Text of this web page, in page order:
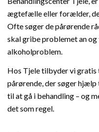
ægtefælle eller forælder,
Ofte søger de pårørende
skal gribe problemet an
alkoholproblem.
Hos Tjele tilbyder vi
pårørende, der søger
til at gå i behandling – og
det som regel.